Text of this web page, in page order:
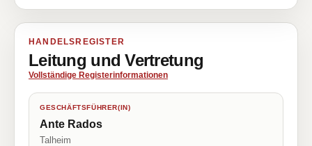
HANDELSREGISTER
Leitung und Vertretung
Vollständige Registerinformationen
GESCHÄFTSFÜHRER(IN)
Ante Rados
Talheim